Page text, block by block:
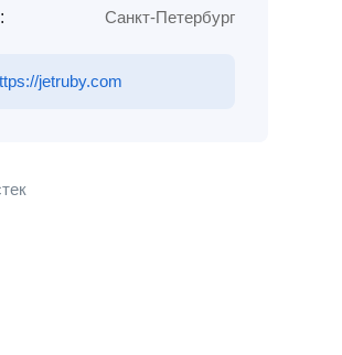
Санкт-Петербург
jetruby.com